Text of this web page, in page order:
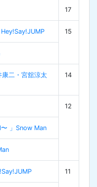
17
15
康二・宮舘涼太
14
12
〜 」Snow Man
11